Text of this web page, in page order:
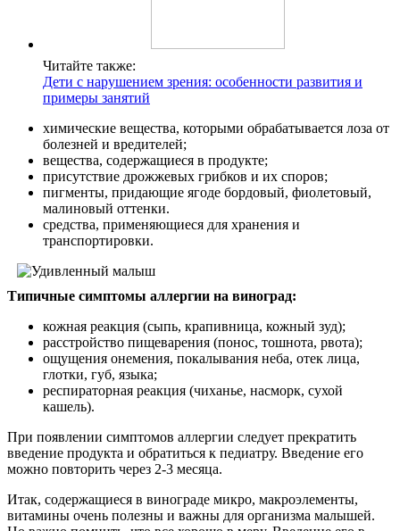
Читайте также:
Дети с нарушением зрения: особенности развития и
примеры занятий
химические вещества, которыми обрабатывается лоза от
болезней и вредителей;
вещества, содержащиеся в продукте;
присутствие дрожжевых грибков и их споров;
пигменты, придающие ягоде бордовый, фиолетовый,
малиновый оттенки.
средства, применяющиеся для хранения и
транспортировки.
Типичные симптомы аллергии на виноград:
кожная реакция (сыпь, крапивница, кожный зуд);
расстройство пищеварения (понос, тошнота, рвота);
ощущения онемения, покалывания неба, отек лица,
глотки, губ, языка;
респираторная реакция (чиханье, насморк, сухой
кашель).
При появлении симптомов аллергии следует прекратить
введение продукта и обратиться к педиатру. Введение его
можно повторить через 2-3 месяца.
Итак, содержащиеся в винограде микро, макроэлементы,
витамины очень полезны и важны для организма малышей.